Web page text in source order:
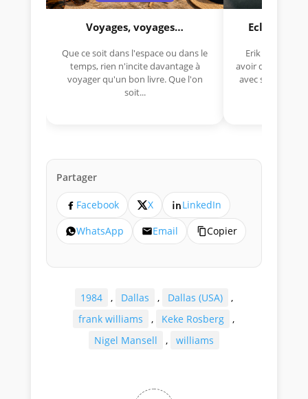
Voyages, voyages…
Que ce soit dans l'espace ou dans le
temps, rien n'incite davantage à
voyager qu'un bon livre. Que l'on
soit...
Eclectica
Erik Comas,
avoir déjà
avec sa Lancia
Partager
Facebook X
LinkedIn
WhatsApp
Email Copier
1984 , Dallas , Dallas (USA)
,
frank williams
, Keke Rosberg
,
Nigel Mansell
, williams